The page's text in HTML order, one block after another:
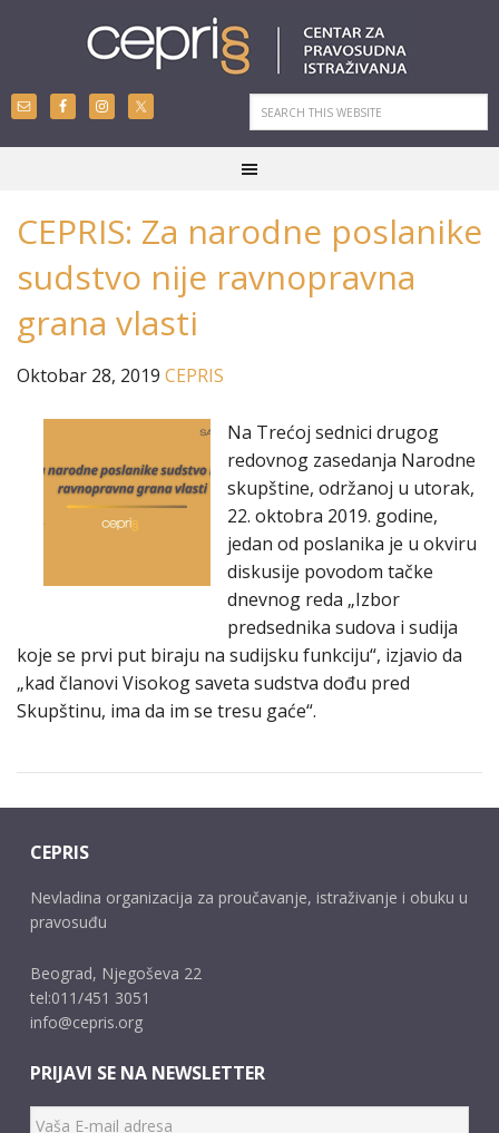
CEPRIS: Za narodne poslanike
sudstvo nije ravnopravna
grana vlasti
Oktobar 28, 2019 CEPRIS
Na Trećoj sednici drugog
redovnog zasedanja Narodne
skupštine, održanoj u utorak,
22. oktobra 2019. godine,
jedan od poslanika je u okviru
diskusije povodom tačke
dnevnog reda „Izbor
predsednika sudova i sudija
koje se prvi put biraju na sudijsku funkciju“, izjavio da
„kad članovi Visokog saveta sudstva dođu pred
Skupštinu, ima da im se tresu gaće“.
CEPRIS
Nevladina organizacija za proučavanje, istraživanje i obuku u
pravosuđu
Beograd, Njegoševa 22
tel:011/451 3051
info@cepris.org
PRIJAVI SE NA NEWSLETTER